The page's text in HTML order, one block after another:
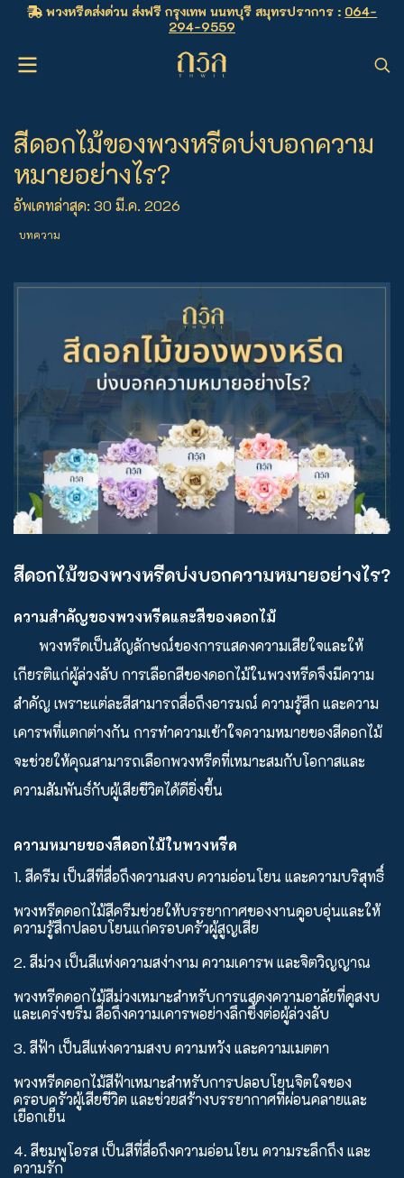
พวงหรีดส่งด่วน ส่งฟรี กรุงเทพ นนทบุรี สมุทรปราการ : 064-
294-9559
สีดอกไม้ของพวงหรีดบ่งบอกความ
หมายอย่างไร?
อัพเดทล่าสุด: 30 มี.ค. 2026
บทความ
สีดอกไม้ของพวงหรีดบ่งบอกความหมายอย่างไร?
ความสำคัญของพวงหรีดและสีของดอกไม้
พวงหรีดเป็นสัญลักษณ์ของการแสดงความเสียใจและให้
เกียรติแก่ผู้ล่วงลับ การเลือกสีของดอกไม้ในพวงหรีดจึงมีความ
สำคัญ เพราะแต่ละสีสามารถสื่อถึงอารมณ์ ความรู้สึก และความ
เคารพที่แตกต่างกัน การทำความเข้าใจความหมายของสีดอกไม้
จะช่วยให้คุณสามารถเลือกพวงหรีดที่เหมาะสมกับโอกาสและ
ความสัมพันธ์กับผู้เสียชีวิตได้ดียิ่งขึ้น
ความหมายของสีดอกไม้ในพวงหรีด
1. สีครีม เป็นสีที่สื่อถึงความสงบ ความอ่อนโยน และความบริสุทธิ์
พวงหรีดดอกไม้สีครีมช่วยให้บรรยากาศของงานดูอบอุ่นและให้
ความรู้สึกปลอบโยนแก่ครอบครัวผู้สูญเสีย
2. สีม่วง เป็นสีแห่งความสง่างาม ความเคารพ และจิตวิญญาณ
พวงหรีดดอกไม้สีม่วงเหมาะสำหรับการแสดงความอาลัยที่ดูสงบ
และเคร่งขรึม สื่อถึงความเคารพอย่างลึกซึ้งต่อผู้ล่วงลับ
3. สีฟ้า เป็นสีแห่งความสงบ ความหวัง และความเมตตา
พวงหรีดดอกไม้สีฟ้าเหมาะสำหรับการปลอบโยนจิตใจของ
ครอบครัวผู้เสียชีวิต และช่วยสร้างบรรยากาศที่ผ่อนคลายและ
เยือกเย็น
4. สีชมพูโอรส เป็นสีที่สื่อถึงความอ่อนโยน ความระลึกถึง และ
ความรัก